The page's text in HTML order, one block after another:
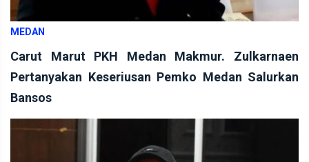
MEDAN
Carut Marut PKH Medan Makmur. Zulkarnaen
Pertanyakan Keseriusan Pemko Medan Salurkan
Bansos